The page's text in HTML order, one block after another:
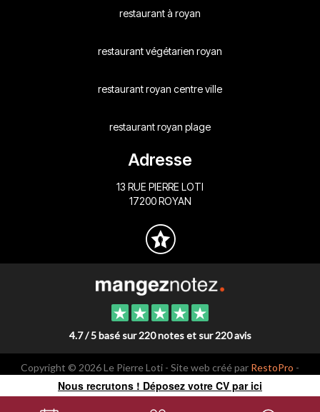
restaurant à royan
restaurant végétarien royan
restaurant royan centre ville
restaurant royan plage
Adresse
13 RUE PIERRE LOTI
17200 ROYAN
4.7 / 5 basé sur 220 notes et sur 220 avis
Copyright © 2026 Le Pierre Loti - Site web créé par RestoPro -
mentions légales
Nous recrutons ! Déposez votre CV par ici